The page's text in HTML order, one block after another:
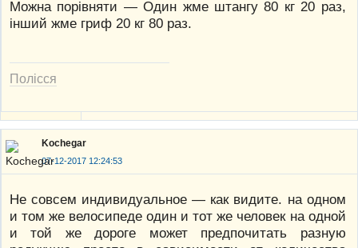
Можна порівняти — Один жме штангу 80 кг 20 раз,
інший жме гриф 20 кг 80 раз.
Полісся
Kochegar
07-12-2017 12:24:53
Не совсем индивидуальное — как видите. на одном
и том же велосипеде один и тот же человек на одной
и той же дороге может предпочитать разную